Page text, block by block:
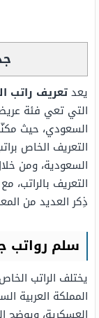
يعدتعريف راتب
التي تعي فئة
السعودي، حيث
التعريف الخاص
السعودية، ومن
التعريف بالراتب،
ذِكر العديد من
سلم رواتب
يختلف الراتب
المملكة العربية